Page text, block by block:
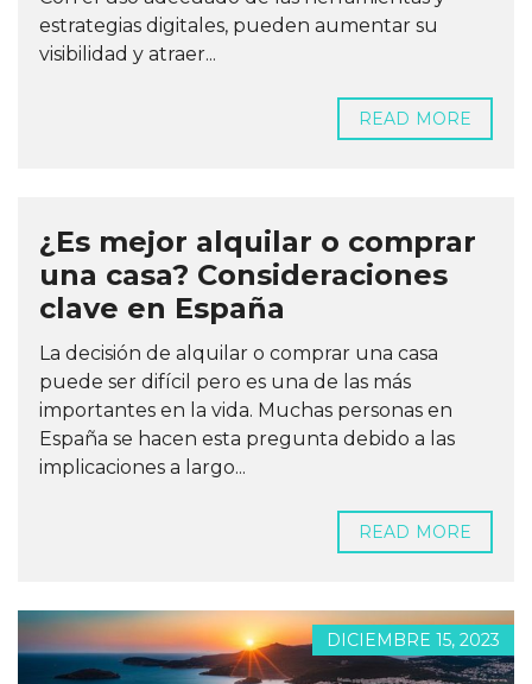
estrategias digitales, pueden aumentar su
visibilidad y atraer...
READ MORE
¿Es mejor alquilar o comprar
una casa? Consideraciones
clave en España
La decisión de alquilar o comprar una casa
puede ser difícil pero es una de las más
importantes en la vida. Muchas personas en
España se hacen esta pregunta debido a las
implicaciones a largo...
READ MORE
DICIEMBRE 15, 2023